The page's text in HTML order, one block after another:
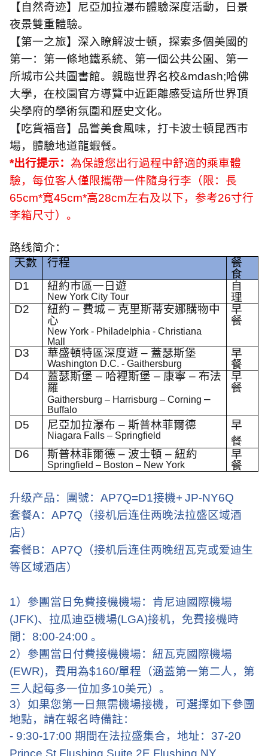
【自然奇迹】尼亞加拉瀑布體驗深度活動，日景
夜景雙重體驗。
【第一之旅】深入瞭解波士頓，探索多個美國的
第一：第一條地鐵系統、第一個公共公園、第一
所城市公共圖書館。親臨世界名校&mdash;哈佛
大學，在校園官方導覽中近距離感受這所世界頂
尖學府的學術氛圍和歷史文化。
【吃貨福音】品嘗美食風味，打卡波士頓昆西市
場，體驗地道龍蝦餐。
*出行提示： 為保證您出行過程中舒適的乘車體
驗，每位客人僅限攜帶一件隨身行李（限：長
65cm*寬45cm*高28cm左右及以下，参考26寸行
李箱尺寸）。
路线简介：
天數
行程
餐
食
D1
紐約市區一日遊
New York City Tour
自
理
D2
紐約 – 費城 – 克里斯蒂安娜購物中
心
New York - Philadelphia - Christiana
Mall
早
餐
D3 華盛頓特區深度遊– 蓋瑟斯堡
Washington D.C. - Gaithersburg
早
餐
D4
蓋瑟斯堡 – 哈裡斯堡– 康寧–布法
羅
Gaithersburg – Harrisburg – Corning–
Buffalo
早
餐
D5 尼亞加拉瀑布 –斯普林菲爾德
Niagara Falls – Springfield
早
餐
D6
斯普林菲爾德– 波士頓 –紐約
Springfield – Boston – New York
早
餐
升级产品：團號： AP7Q=D1接機+JP-NY6Q
套餐A： AP7Q （接机后连住两晚法拉盛区域酒
店）
套餐B： AP7Q （接机后连住两晚纽瓦克或爱迪生
等区域酒店）
1）參團當日免費接機機場：肯尼迪國際機場
(JFK)、拉瓜迪亞機場(LGA)接机，免費接機時
間： 8:00-24:00 。
2）參團當日付費接機機場：紐瓦克國際機場
(EWR)，費用為$160/單程（涵蓋第一第二人，第
三人起每多一位加多10美元）。
3） 如果您第一日無需機場接機，可選擇如下參團
地點，請在報名時備註：
- 9:30-17:00 期間在法拉盛集合，地址： 37-20
Prince St Flushing Suite 2E Flushing NY